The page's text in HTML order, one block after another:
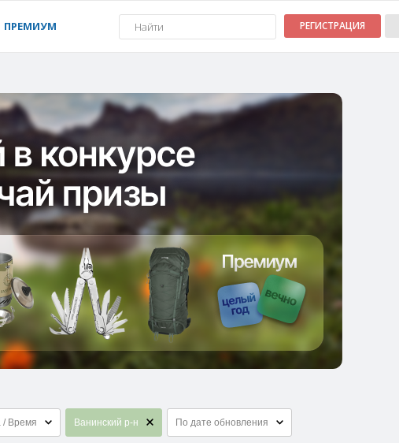
ПРЕМИУМ РЕГИСТРАЦИЯ
/ Время Ванинский р-н По дате обновления